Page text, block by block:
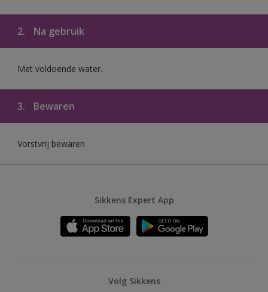
2. Na gebruik
Met voldoende water.
3. Bewaren
Vorstvrij bewaren
Sikkens Expert App
Volg Sikkens